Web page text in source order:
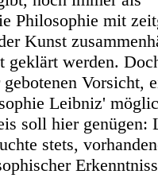
Philosophie mit
Kunst
geklärt werden.
Vorsicht,
Leibniz'
soll hier genügen:
stets,